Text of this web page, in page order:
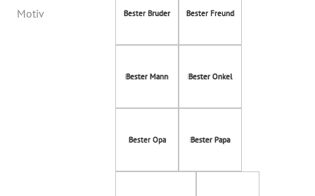
Motiv Bester Bruder Bester Freund
Bester Mann Bester Onkel
Bester Opa Bester Papa